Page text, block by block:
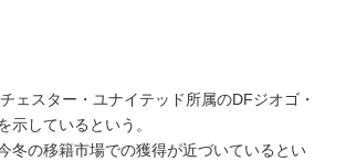
ェスター・ユナイテッド所属のDFジオゴ・
示しているという。
冬の移籍市場での獲得が近づいているとい